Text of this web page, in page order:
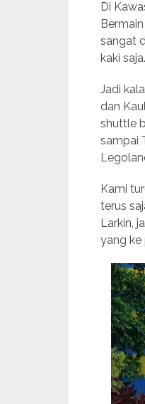
Di
Bermain
sangat
kaki
Jadi
dan
shuttle
sampai
Kami
terus
Larkin,
yang ke